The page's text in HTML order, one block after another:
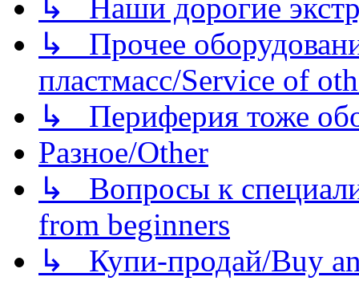
↳ Наши дорогие
↳ Прочее
пластмасс/Service of
↳ Периферия тоже
Разное/Other
↳ Вопросы к
from beginners
↳ Купи-продай/Buy